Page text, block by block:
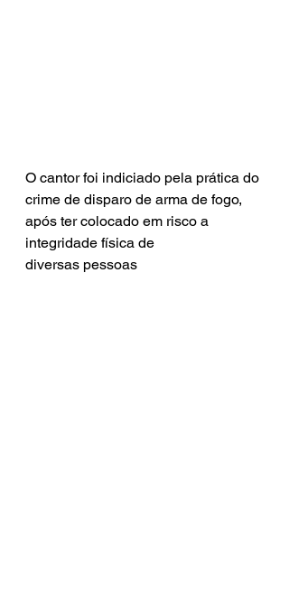
O cantor foi indiciado pela prática do
crime de disparo de arma de fogo,
após ter colocado em risco a
integridade física de
diversas pessoas